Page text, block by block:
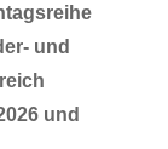
und
und